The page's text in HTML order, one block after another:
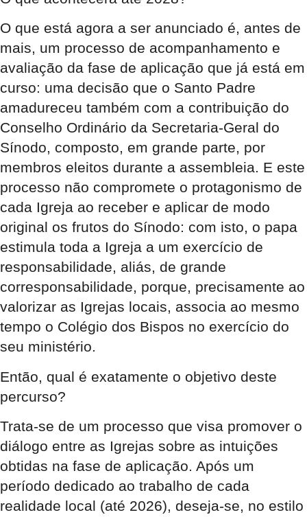
O que está agora a ser anunciado é, antes de
mais, um processo de acompanhamento e
avaliação da fase de aplicação que já está em
curso: uma decisão que o Santo Padre
amadureceu também com a contribuição do
Conselho Ordinário da Secretaria-Geral do
Sínodo, composto, em grande parte, por
membros eleitos durante a assembleia. E este
processo não compromete o protagonismo de
cada Igreja ao receber e aplicar de modo
original os frutos do Sínodo: com isto, o papa
estimula toda a Igreja a um exercício de
responsabilidade, aliás, de grande
corresponsabilidade, porque, precisamente ao
valorizar as Igrejas locais, associa ao mesmo
tempo o Colégio dos Bispos no exercício do
seu ministério.
Então, qual é exatamente o objetivo deste
percurso?
Trata-se de um processo que visa promover o
diálogo entre as Igrejas sobre as intuições
obtidas na fase de aplicação. Após um
período dedicado ao trabalho de cada
realidade local (até 2026), deseja-se, no estilo